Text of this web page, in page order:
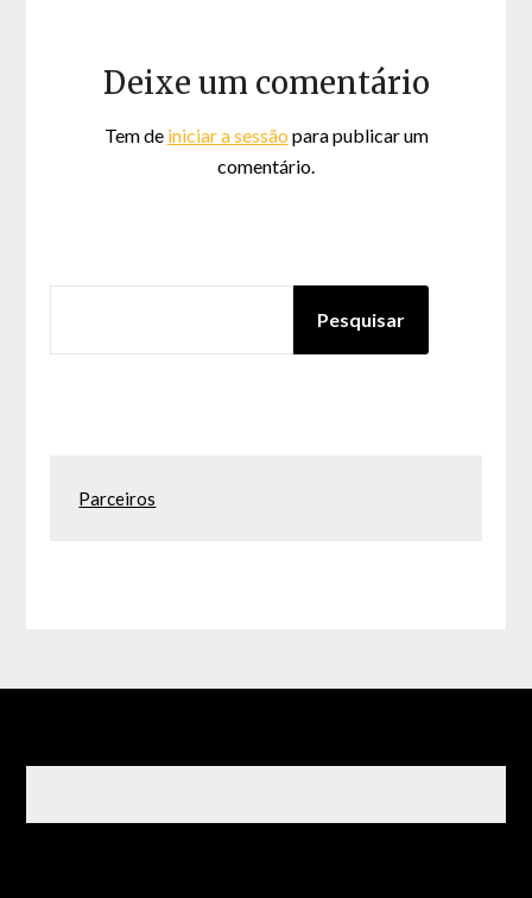
Deixe um comentário
Tem de iniciar a sessão para publicar um
comentário.
Pesquisar
Parceiros